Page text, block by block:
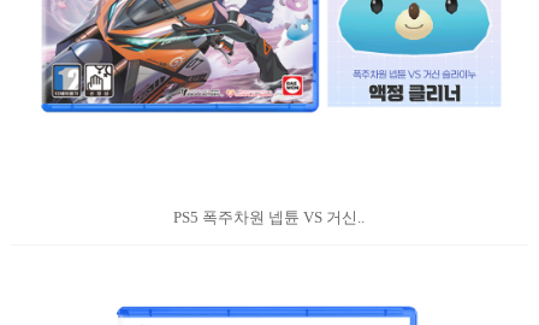
PS5 폭주차원 넵튠 VS 거신..